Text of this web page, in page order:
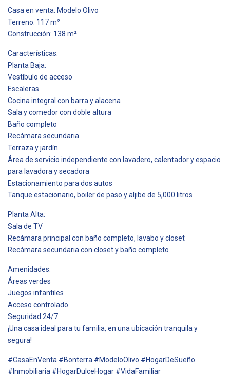
Casa en venta: Modelo Olivo
Terreno: 117 m²
Construcción: 138 m²
Características:
Planta Baja:
Vestíbulo de acceso
Escaleras
Cocina integral con barra y alacena
Sala y comedor con doble altura
Baño completo
Recámara secundaria
Terraza y jardín
Área de servicio independiente con lavadero, calentador y espacio
para lavadora y secadora
Estacionamiento para dos autos
Tanque estacionario, boiler de paso y aljibe de 5,000 litros
Planta Alta:
Sala de TV
Recámara principal con baño completo, lavabo y closet
Recámara secundaria con closet y baño completo
Amenidades:
Áreas verdes
Juegos infantiles
Acceso controlado
Seguridad 24/7
¡Una casa ideal para tu familia, en una ubicación tranquila y
segura!
#CasaEnVenta #Bonterra #ModeloOlivo #HogarDeSueño
#Inmobiliaria #HogarDulceHogar #VidaFamiliar